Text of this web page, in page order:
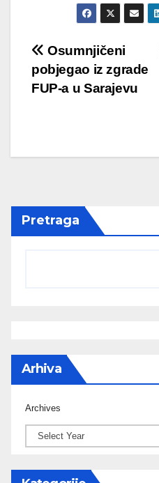
Post
navigation
Osumnjičeni
pobjegao iz zgrade
FUP-a u Sarajevu
Pretraga
Arhiva
Archives